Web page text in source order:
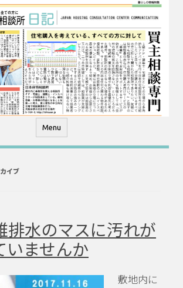
Menu
イブ
排水のマスに汚れが
いませんか
敷地内に